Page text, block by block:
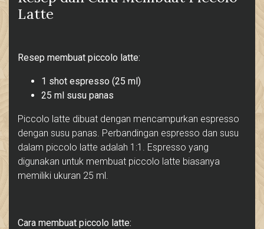
Latte
Resep membuat piccolo latte:
1 shot espresso (25 ml)
25 ml susu panas
Piccolo latte dibuat dengan mencampurkan espresso
dengan susu panas. Perbandingan espresso dan susu
dalam piccolo latte adalah 1:1. Espresso yang
digunakan untuk membuat piccolo latte biasanya
memiliki ukuran 25 ml.
Cara membuat piccolo latte: